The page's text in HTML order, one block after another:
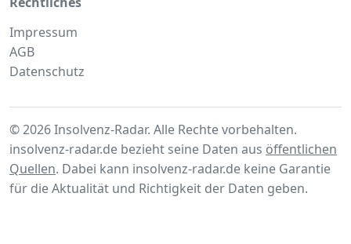
Impressum
AGB
Datenschutz
© 2026 Insolvenz-Radar. Alle Rechte vorbehalten.
insolvenz-radar.de bezieht seine Daten aus öffentlichen
Quellen. Dabei kann insolvenz-radar.de keine Garantie
für die Aktualität und Richtigkeit der Daten geben.